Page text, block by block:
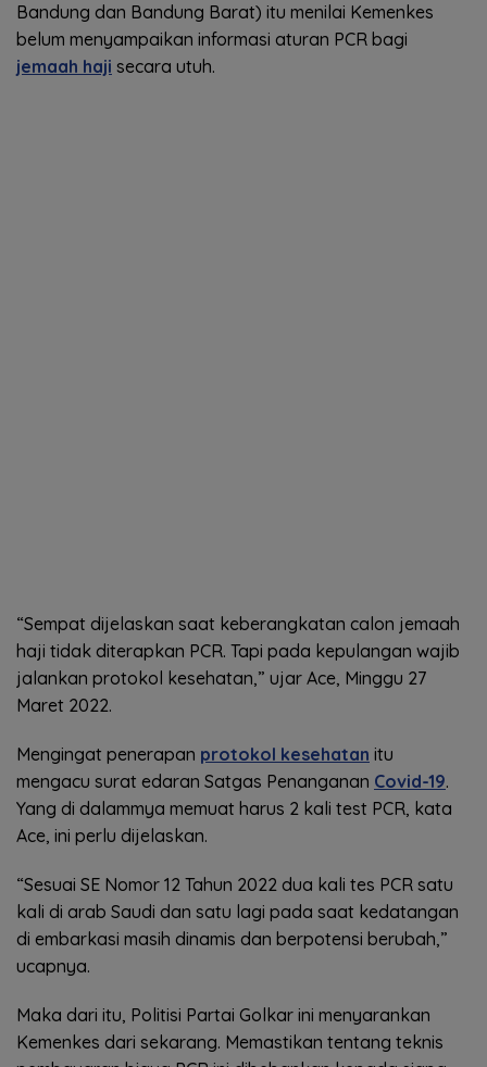
Bandung dan Bandung Barat) itu menilai Kemenkes
belum menyampaikan informasi aturan PCR bagi
jemaah haji secara utuh.
“Sempat dijelaskan saat keberangkatan calon jemaah
haji tidak diterapkan PCR. Tapi pada kepulangan wajib
jalankan protokol kesehatan,” ujar Ace, Minggu 27
Maret 2022.
Mengingat penerapan protokol kesehatan itu
mengacu surat edaran Satgas Penanganan Covid-19.
Yang di dalammya memuat harus 2 kali test PCR, kata
Ace, ini perlu dijelaskan.
“Sesuai SE Nomor 12 Tahun 2022 dua kali tes PCR satu
kali di arab Saudi dan satu lagi pada saat kedatangan
di embarkasi masih dinamis dan berpotensi berubah,”
ucapnya.
Maka dari itu, Politisi Partai Golkar ini menyarankan
Kemenkes dari sekarang. Memastikan tentang teknis